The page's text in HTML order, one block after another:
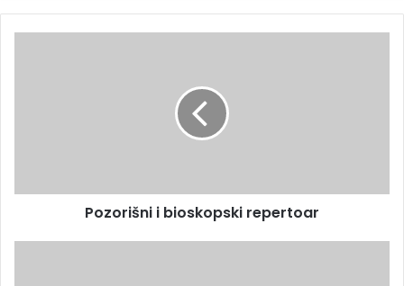
Pozorišni i bioskopski repertoar